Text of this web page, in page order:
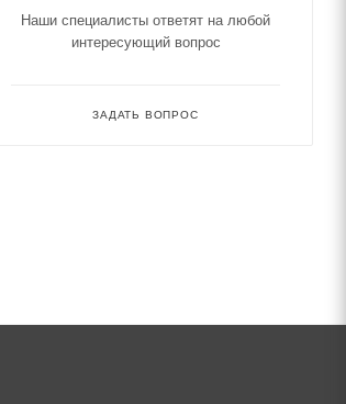
Наши специалисты ответят на любой
интересующий вопрос
ЗАДАТЬ ВОПРОС